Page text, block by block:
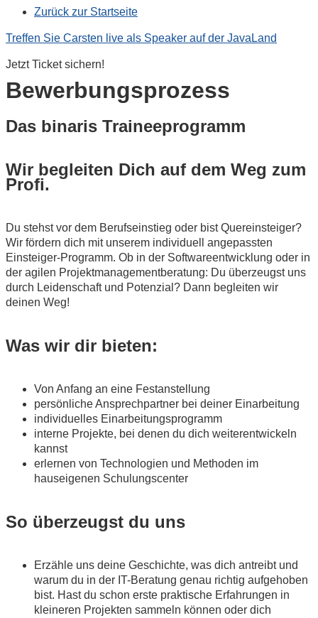
Zurück zur Startseite
Treffen Sie Carsten live als Speaker auf der JavaLand
Jetzt Ticket sichern!
Bewerbungsprozess
Das binaris Traineeprogramm
Wir begleiten Dich auf dem Weg zum
Profi.
Du stehst vor dem Berufseinstieg oder bist Quereinsteiger?
Wir fördern dich mit unserem individuell angepassten
Einsteiger-Programm. Ob in der Softwareentwicklung oder in
der agilen Projektmanagementberatung: Du überzeugst uns
durch Leidenschaft und Potenzial? Dann begleiten wir
deinen Weg!
Was wir dir bieten:
Von Anfang an eine Festanstellung
persönliche Ansprechpartner bei deiner Einarbeitung
individuelles Einarbeitungsprogramm
interne Projekte, bei denen du dich weiterentwickeln
kannst
erlernen von Technologien und Methoden im
hauseigenen Schulungscenter
So überzeugst du uns
Erzähle uns deine Geschichte, was dich antreibt und
warum du in der IT-Beratung genau richtig aufgehoben
bist. Hast du schon erste praktische Erfahrungen in
kleineren Projekten sammeln können oder dich